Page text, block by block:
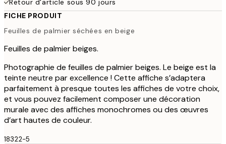
Retour d'article sous 90 jours
FICHE PRODUIT
Feuilles de palmier séchées en beige
Feuilles de palmier beiges.
Photographie de feuilles de palmier beiges. Le beige est la
teinte neutre par excellence ! Cette affiche s’adaptera
parfaitement à presque toutes les affiches de votre choix,
et vous pouvez facilement composer une décoration
murale avec des affiches monochromes ou des œuvres
d’art hautes de couleur.
18322-5